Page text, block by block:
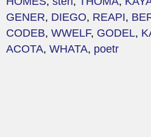
GENER, DIEGO, REAPI,
CODEB, WWELF, GODEL,
ACOTA, WHATA, poetr